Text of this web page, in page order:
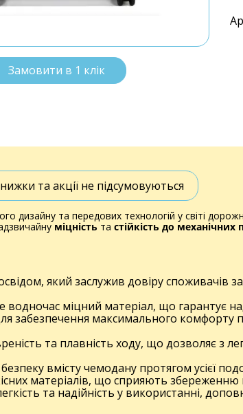
Замовити в 1 клік
та акції не підсумовуються
дизайну та передових технологій у світі
міцність та стійкість до
який заслужив довіру споживачів
водночас міцний матеріал, що гарантує
забезпечення максимального комфорту
та плавність ходу, що дозволяє з
вмісту чемодану протягом усієї
матеріалів, що сприяють збереженню
та надійність у використанні,